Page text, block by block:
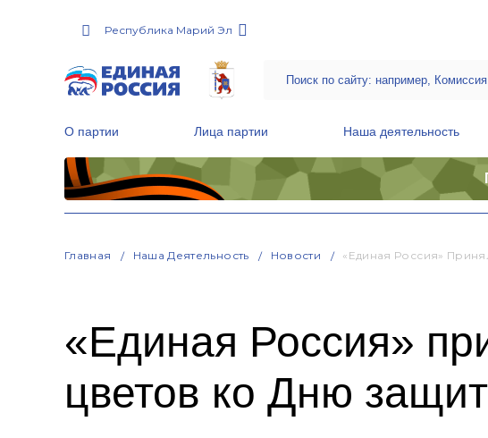
Республика Марий Эл
О партии Лица партии Наша деятельность
Главная Наша Деятельность Новости «Единая Россия»
«Единая Россия»
цветов ко Дню